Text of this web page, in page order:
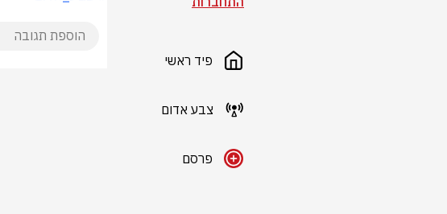
פיד ראשי
צבע אדום
פרסם